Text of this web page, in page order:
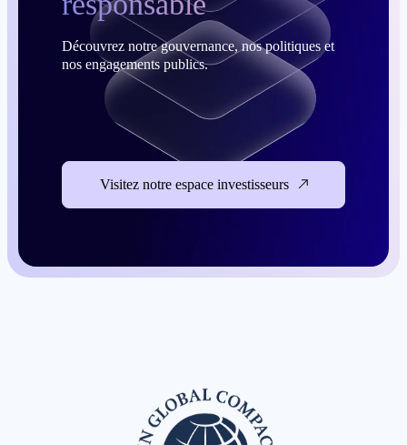
Découvrez notre gouvernance, nos politiques et
nos engagements publics.
Visitez notre espace investisseurs